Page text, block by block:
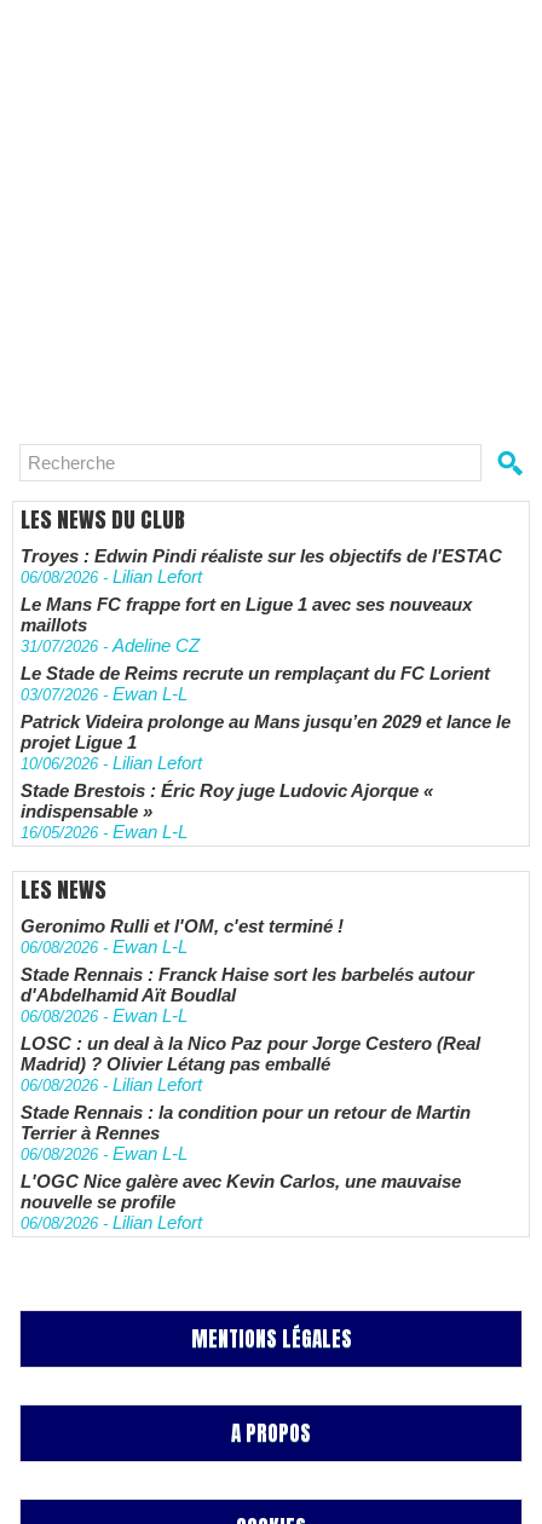
LES NEWS DU CLUB
Troyes : Edwin Pindi réaliste sur les objectifs de l'ESTAC
06/08/2026 - Lilian Lefort
Le Mans FC frappe fort en Ligue 1 avec ses nouveaux
maillots
31/07/2026 -Adeline CZ
Le Stade de Reims recrute un remplaçant du FC Lorient
03/07/2026 - Ewan L-L
Patrick Videira prolonge au Mans jusqu’en 2029 et lance le
projet Ligue 1
10/06/2026 - Lilian Lefort
Stade Brestois : Éric Roy juge Ludovic Ajorque «
indispensable »
16/05/2026 - Ewan L-L
LES NEWS
Geronimo Rulli et l'OM, c'est terminé !
06/08/2026 - Ewan L-L
Stade Rennais : Franck Haise sort les barbelés autour
d'Abdelhamid Aït Boudlal
06/08/2026 - Ewan L-L
LOSC : un deal à la Nico Paz pour Jorge Cestero (Real
Madrid) ? Olivier Létang pas emballé
06/08/2026 - Lilian Lefort
Stade Rennais : la condition pour un retour de Martin
Terrier à Rennes
06/08/2026 - Ewan L-L
L'OGC Nice galère avec Kevin Carlos, une mauvaise
nouvelle se profile
06/08/2026 - Lilian Lefort
MENTIONS LÉGALES
A PROPOS